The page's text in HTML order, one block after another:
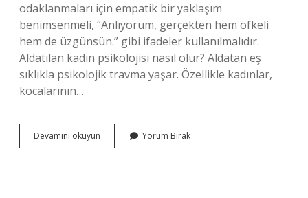
odaklanmaları için empatik bir yaklaşım
benimsenmeli, “Anlıyorum, gerçekten hem öfkeli
hem de üzgünsün.” gibi ifadeler kullanılmalıdır.
Aldatılan kadın psikolojisi nasıl olur? Aldatan eş
sıklıkla psikolojik travma yaşar. Özellikle kadınlar,
kocalarının…
Devamını okuyun Aldatıldığını
Öğrenen
Yorum Bırak